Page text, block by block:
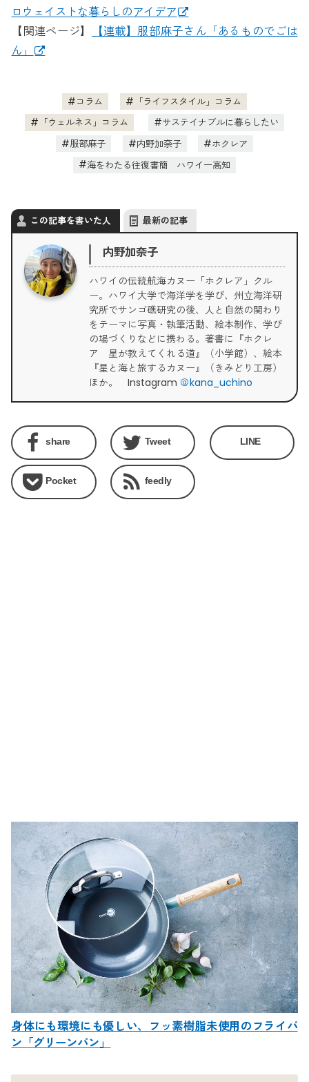
ロウェイストな暮らしのアイデア
【関連ページ】
【連載】服部麻子さん「あるものでごは
ん」
コラム
「ライフスタイル」コラム
「ウェルネス」コラム
サステイナブルに暮らしたい
服部麻子
内野加奈子
ホクレア
海をわたる往復書簡 ハワイー高知
この記事を書いた人 最新の記事
内野加奈子
ハワイの伝統航海カヌー「ホクレア」クル
ー。ハワイ大学で海洋学を学び、州立海洋研
究所でサンゴ礁研究の後、人と自然の関わり
をテーマに写真・執筆活動、絵本制作、学び
の場づくりなどに携わる。著書に『ホクレ
ア 星が教えてくれる道』（小学館）、絵本
『星と海と旅するカヌー』（きみどり工房）
ほか。 Instagram ＠kana_uchino
share Tweet LINE
Pocket feedly
身体にも環境にも優しい、フッ素樹脂未使用のフライパ
ン「グリーンパン」